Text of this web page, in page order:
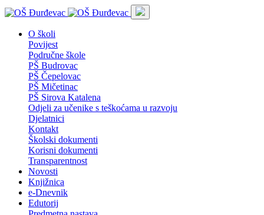
O školi
Povijest
Područne škole
PŠ Budrovac
PŠ Čepelovac
PŠ Mičetinac
PŠ Sirova Katalena
Odjeli za učenike s teškoćama u razvoju
Djelatnici
Kontakt
Školski dokumenti
Korisni dokumenti
Transparentnost
Novosti
Knjižnica
e-Dnevnik
Edutorij